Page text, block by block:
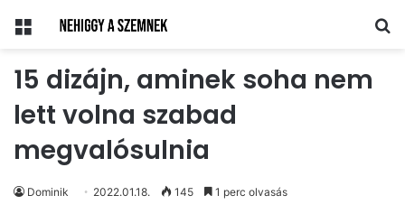
Menü
15 dizájn, aminek soha nem
lett volna szabad
megvalósulnia
Dominik 2022.01.18. 145 1 perc olvasás